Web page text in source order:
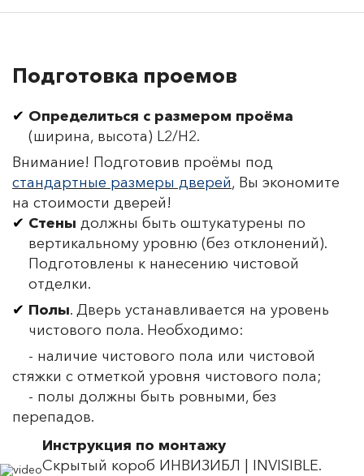
Подготовка проемов
Определиться с размером проёма
(ширина, высота) L2/H2.
Внимание! Подготовив проёмы под
стандартные размеры дверей, Вы экономите
на стоимости дверей!
Стены должны быть оштукатурены по
вертикальному уровню (без отклонений).
Подготовлены к нанесению чистовой
отделки.
Полы. Дверь устанавливается на уровень
чистового пола. Необходимо:
- наличие чистового пола или чистовой
стяжки с отметкой уровня чистового пола;
- полы должны быть ровными, без
перепадов.
Инструкция по монтажу
Скрытый короб ИНВИЗИБЛ | INVISIBLE.